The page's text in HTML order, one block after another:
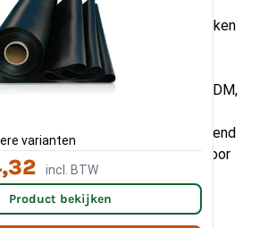
lekkages.
aan dakbedekking: scherpe hoeken
laten scheuren; met deze
risico veel kleiner.
daktypes: ideaal bij EPDM,
dakbedekkingen.
houtkeuze: Douglas staat bekend
en robuustheid, waardoor
mee kan gaan.
met de juiste
vast te leggen tegen
varianten
incl. BTW
Product bekijken